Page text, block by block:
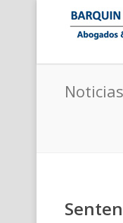
Noticias